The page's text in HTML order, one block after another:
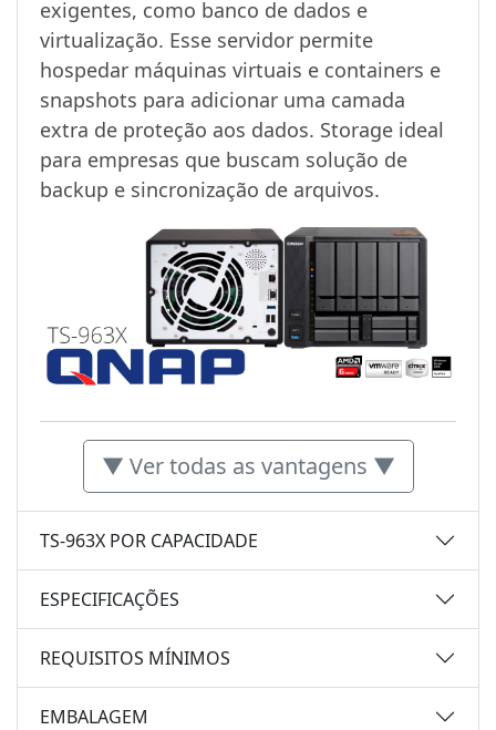
exigentes, como banco de dados e
virtualização. Esse servidor permite
hospedar máquinas virtuais e containers e
snapshots para adicionar uma camada
extra de proteção aos dados. Storage ideal
para empresas que buscam solução de
backup e sincronização de arquivos.
▼ Ver todas as vantagens ▼
TS-963X POR CAPACIDADE
ESPECIFICAÇÕES
REQUISITOS MÍNIMOS
EMBALAGEM